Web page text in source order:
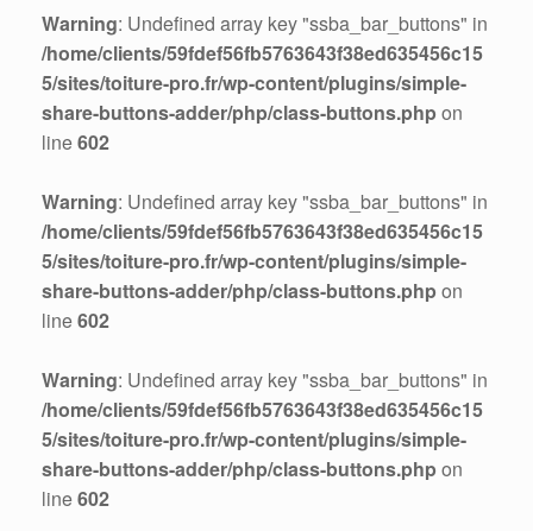
Warning: Undefined array key "ssba_bar_buttons" in
/home/clients/59fdef56fb5763643f38ed635456c15
5/sites/toiture-pro.fr/wp-content/plugins/simple-
share-buttons-adder/php/class-buttons.php on
line602
Warning: Undefined array key "ssba_bar_buttons" in
/home/clients/59fdef56fb5763643f38ed635456c15
5/sites/toiture-pro.fr/wp-content/plugins/simple-
share-buttons-adder/php/class-buttons.php on
line602
Warning: Undefined array key "ssba_bar_buttons" in
/home/clients/59fdef56fb5763643f38ed635456c15
5/sites/toiture-pro.fr/wp-content/plugins/simple-
share-buttons-adder/php/class-buttons.php on
line602